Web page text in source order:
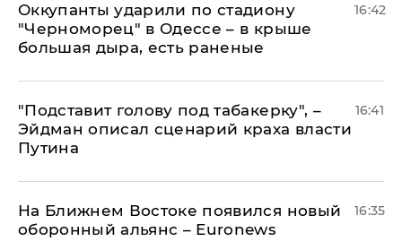
Оккупанты ударили по стадиону
"Черноморец" в Одессе – в крыше
большая дыра, есть раненые
16:42
​"Подставит голову под табакерку", –
Эйдман описал сценарий краха власти
Путина
16:41
На Ближнем Востоке появился новый
оборонный альянс – Euronews
16:35